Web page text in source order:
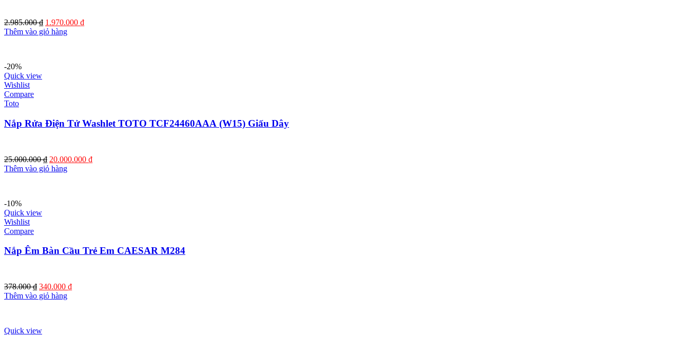
2.985.000₫ Giá
gốc
1.970.000 ₫Giá
Thêm vào giỏ hàng
-20%
Quick view
Wishlist
Compare
Toto
Nắp Rửa Điện Tử Washlet TOTO TCF24460AAA (W15) Giấu Dây
25.000.000₫ Giá
gốc
20.000.000 ₫Giá
Thêm vào giỏ hàng
-10%
Quick view
Wishlist
Compare
Nắp Êm Bàn Cầu Trẻ Em CAESAR M284
378.000₫ Giá
gốc
340.000 ₫Giá
Thêm vào giỏ hàng
Quick view